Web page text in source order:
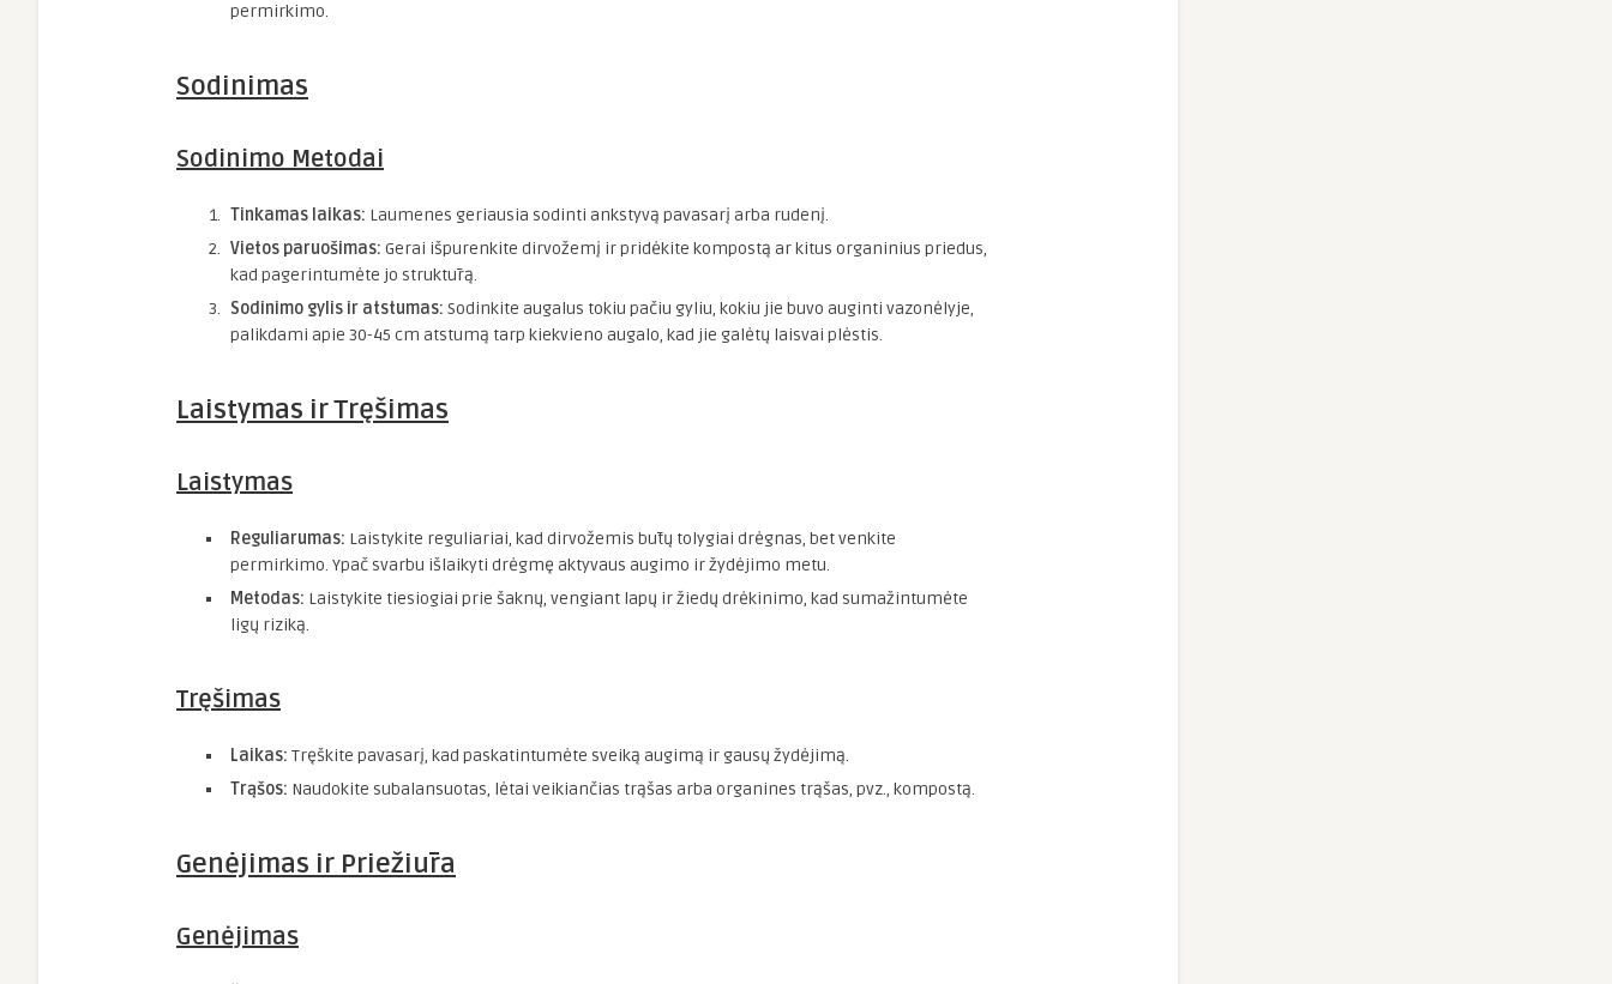
permirkimo.
Sodinimas
Sodinimo Metodai
Tinkamas laikas: Laumenes geriausia sodinti ankstyvą pavasarį arba rudenį.
Vietos paruošimas: Gerai išpurenkite dirvožemį ir pridėkite kompostą ar kitus organinius priedus,
kad pagerintumėte jo struktūrą.
Sodinimo gylis ir atstumas: Sodinkite augalus tokiu pačiu gyliu, kokiu jie buvo auginti vazonėlyje,
palikdami apie 30-45 cm atstumą tarp kiekvieno augalo, kad jie galėtų laisvai plėstis.
Laistymas ir Tręšimas
Laistymas
Reguliarumas: Laistykite reguliariai, kad dirvožemis būtų tolygiai drėgnas, bet venkite
permirkimo. Ypač svarbu išlaikyti drėgmę aktyvaus augimo ir žydėjimo metu.
Metodas: Laistykite tiesiogiai prie šaknų, vengiant lapų ir žiedų drėkinimo, kad sumažintumėte
ligų riziką.
Tręšimas
Laikas: Tręškite pavasarį, kad paskatintumėte sveiką augimą ir gausų žydėjimą.
Trąšos: Naudokite subalansuotas, lėtai veikiančias trąšas arba organines trąšas, pvz., kompostą.
Genėjimas ir Priežiūra
Genėjimas